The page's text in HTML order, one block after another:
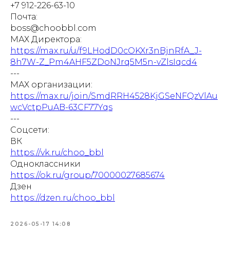
+7 912-226-63-10
Почта:
boss@choobbl.com
МАХ Директора:
https://max.ru/u/f9LHodD0cOKXr3nBjnRfA_J-
8h7W-Z_Pm4AHF5ZDoNJrq5M5n-vZlsIqcd4
---
МАХ организации:
https://max.ru/join/SmdRRH4528KjGSeNFQzVlAu
wcVctpPuAB-63CF77Yqs
---
Соцсети:
ВК
https://vk.ru/choo_bbl
Одноклассники
https://ok.ru/group/70000027685674
Дзен
https://dzen.ru/choo_bbl
2026-05-17 14:08